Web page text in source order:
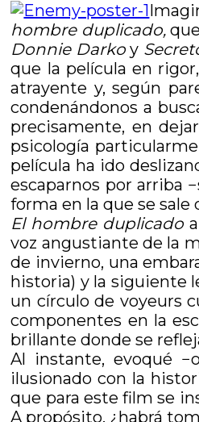
hombre duplicado,
Donnie Darkoy
que la película en
atrayente y, según
condenándonos a
precisamente, en
psicología
película ha ido
escaparnos por arriba
forma en la que se
El hombre duplicado
voz angustiante de la
de invierno, una
historia) y la siguiente
un círculo de voyeurs
componentes en la
brillante donde se
Al instante, evoqué
ilusionado con la
que para este film se
A propósito, ¿habrá